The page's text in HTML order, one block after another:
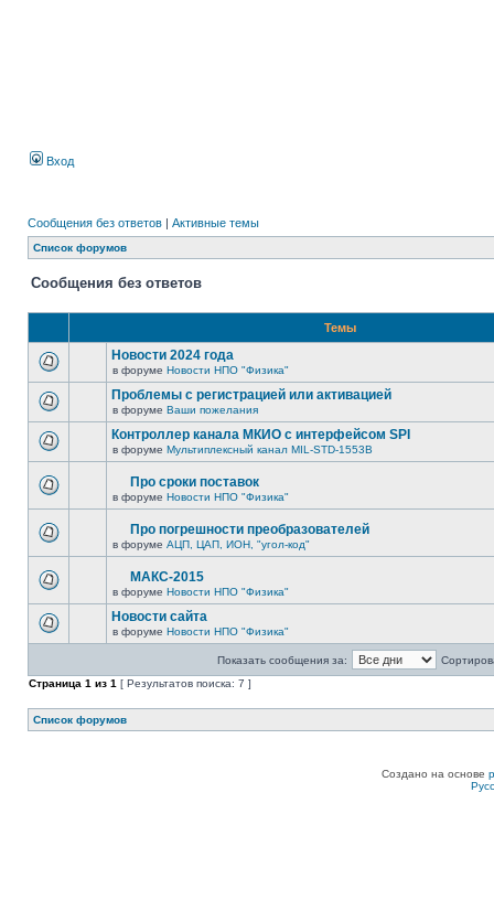
Вход
Сообщения без ответов | Активные темы
Список форумов
Сообщения без ответов
Темы
Новости 2024 года
в форуме Новости НПО "Физика"
Проблемы с регистрацией или активацией
в форуме Ваши пожелания
Контроллер канала МКИО с интерфейсом SPI
в форуме Мультиплексный канал MIL-STD-1553B
Про сроки поставок
в форуме Новости НПО "Физика"
Про погрешности преобразователей
в форуме АЦП, ЦАП, ИОН, "угол-код"
МАКС-2015
в форуме Новости НПО "Физика"
Новости сайта
в форуме Новости НПО "Физика"
Показать сообщения за:
Страница 1 из 1 [ Результатов поиска: 7 ]
Список форумов
Создано на основе